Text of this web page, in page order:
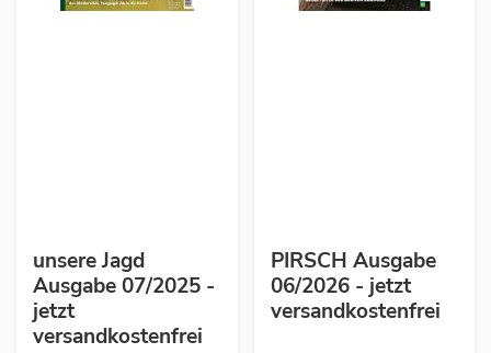
unsere Jagd
Ausgabe 07/2025 -
jetzt
versandkostenfrei
PIRSCH Ausgabe
06/2026 - jetzt
versandkostenfrei